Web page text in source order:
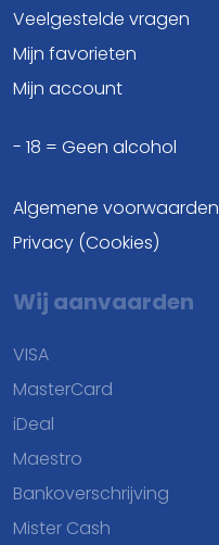
Veelgestelde vragen
Mijn favorieten
Mijn account
- 18 = Geen alcohol
Algemene voorwaarden
Privacy (Cookies)
Wij aanvaarden
VISA
MasterCard
iDeal
Maestro
Bankoverschrijving
Mister Cash